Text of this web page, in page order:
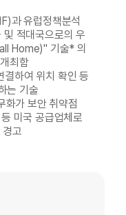
과 유럽정책분석
적대국으로의 우
Home)" 기술* 의
최함
하여 위치 확인 등
는 기술
가 보안 취약점
미국 공급업체로
경고